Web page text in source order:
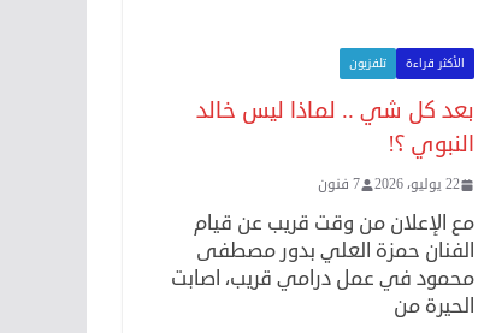
الأكثر قراءة تلفزيون
بعد كل شي .. لماذا ليس خالد
النبوي ؟!
22 يوليو، 2026 7 فنون
مع الإعلان من وقت قريب عن قيام
الفنان حمزة العلي بدور مصطفى
محمود في عمل درامي قريب، اصابت
الحيرة من